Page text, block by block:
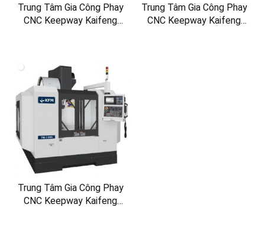
Trung Tâm Gia Công Phay
CNC Keepway Kaifeng
Trung Tâm Gia Công Phay
CNC Keepway Kaifeng
Trung Tâm Gia Công Phay
CNC Keepway Kaifeng